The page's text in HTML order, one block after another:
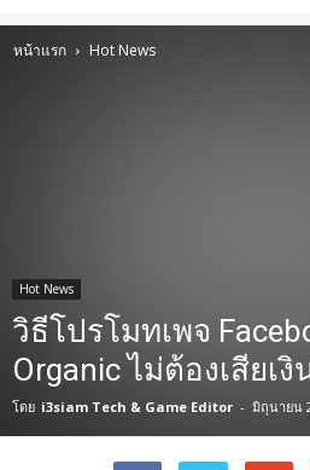
หน้าแรก Hot News
Hot News
วิธีโปรโมทเพจ
Organic ไม่ต้องเสียเงิ
โดย i3siam Tech & Game Editor - มิถุนายน